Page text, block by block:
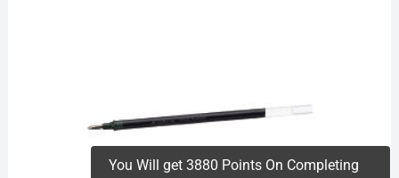
You Will get 3880 Points On Completing